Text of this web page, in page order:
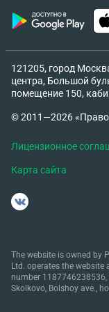
121205, город
центра, Большой
помещение 150,
© 2011—2026
Лицензионное
Карта сайта
The website is owned by
Ltd. operates the
number
Skolkovo, Bolshoy ave.,